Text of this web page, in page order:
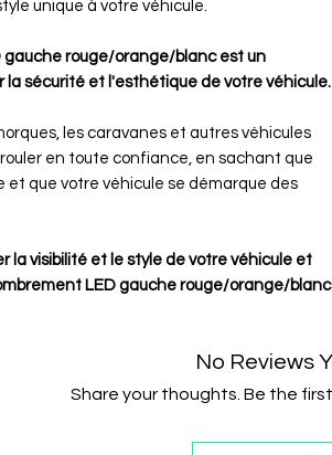
unique à votre véhicule.
rouge/orange/blanc est un
la sécurité et l'esthétique de votre véhicule.
les caravanes et autres véhicules
en toute confiance, en sachant que
et que votre véhicule se démarque des
la visibilité et le style de votre véhicule et
LED gauche rouge/orange/blanc
No Reviews
Share your thoughts. Be the